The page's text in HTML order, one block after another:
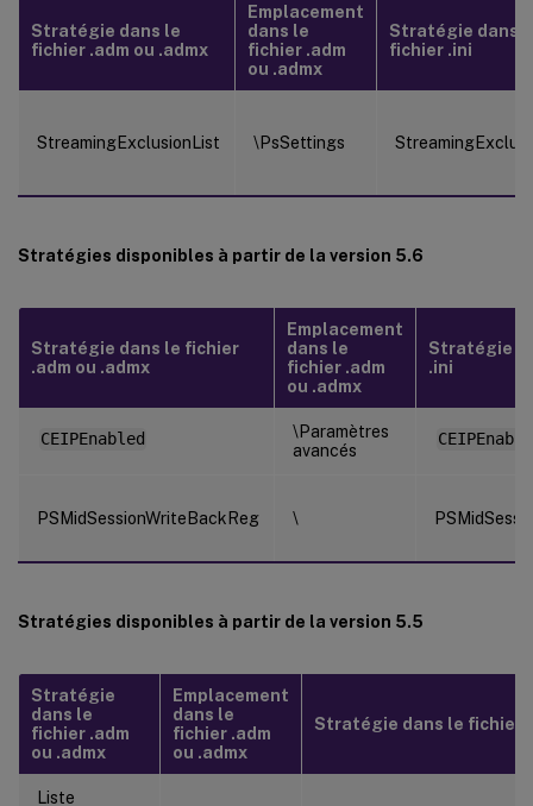
Stratégie dans le
fichier .adm ou .admx
Emplacement
dans le
fichier .adm
ou .admx
Stratégie dans
fichier .ini
StreamingExclusionList \PsSettings
Stratégies disponibles à partir de la version 5.6
Stratégie dans le fichier
.adm ou .admx
Emplacement
dans le
fichier .adm
ou .admx
Stratégie
.ini
CEIPEnabled
\Paramètres
avancés
PSMidSessionWriteBackReg \
Stratégies disponibles à partir de la version 5.5
Stratégie
dans le
fichier .adm
ou .admx
Emplacement
dans le
fichier .adm
ou .admx
Stratégie dans le fichier
Liste